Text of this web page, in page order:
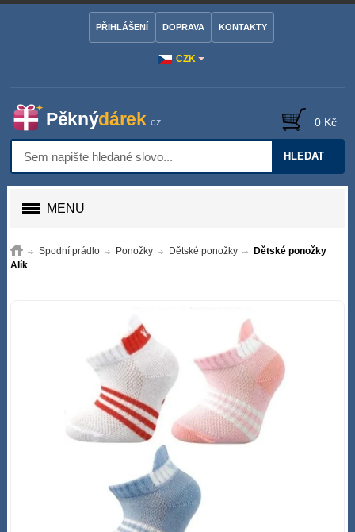
CZK
PŘIHLÁŠENÍ DOPRAVA KONTAKTY
HLEDAT
0 Kč
MENU
Spodní prádlo Ponožky Dětské ponožky
Dětské ponožky
Alík